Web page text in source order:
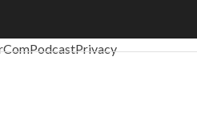
PodcastPrivacy